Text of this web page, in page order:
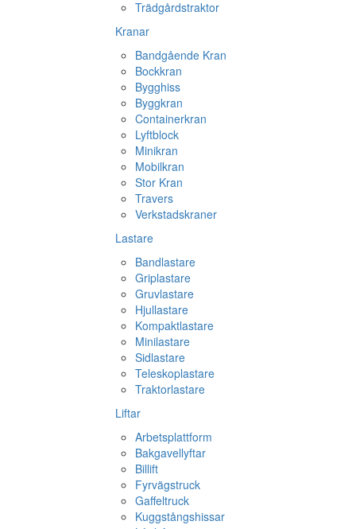
Trädgårdstraktor
Kranar
Bandgående Kran
Bockkran
Bygghiss
Byggkran
Containerkran
Lyftblock
Minikran
Mobilkran
Stor Kran
Travers
Verkstadskraner
Lastare
Bandlastare
Griplastare
Gruvlastare
Hjullastare
Kompaktlastare
Minilastare
Sidlastare
Teleskoplastare
Traktorlastare
Liftar
Arbetsplattform
Bakgavellyftar
Billift
Fyrvägstruck
Gaffeltruck
Kuggstångshissar